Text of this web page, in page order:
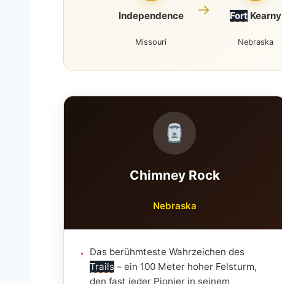
Independence
Missouri
→ Fort Kearny
Nebraska
Chimney Rock
Nebraska
Das berühmteste Wahrzeichen des
Trails – ein 100 Meter hoher Felsturm,
den fast jeder Pionier in seinem